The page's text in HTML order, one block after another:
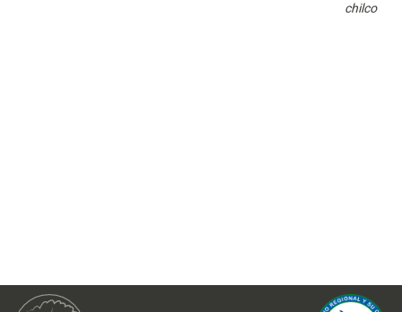
chilco